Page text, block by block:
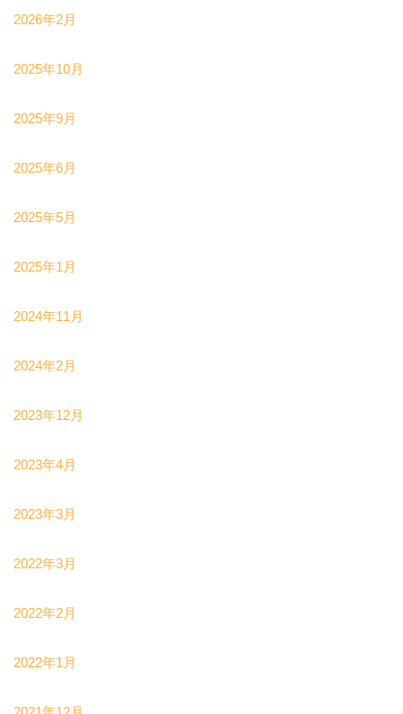
2026年2月
2025年10月
2025年9月
2025年6月
2025年5月
2025年1月
2024年11月
2024年2月
2023年12月
2023年4月
2023年3月
2022年3月
2022年2月
2022年1月